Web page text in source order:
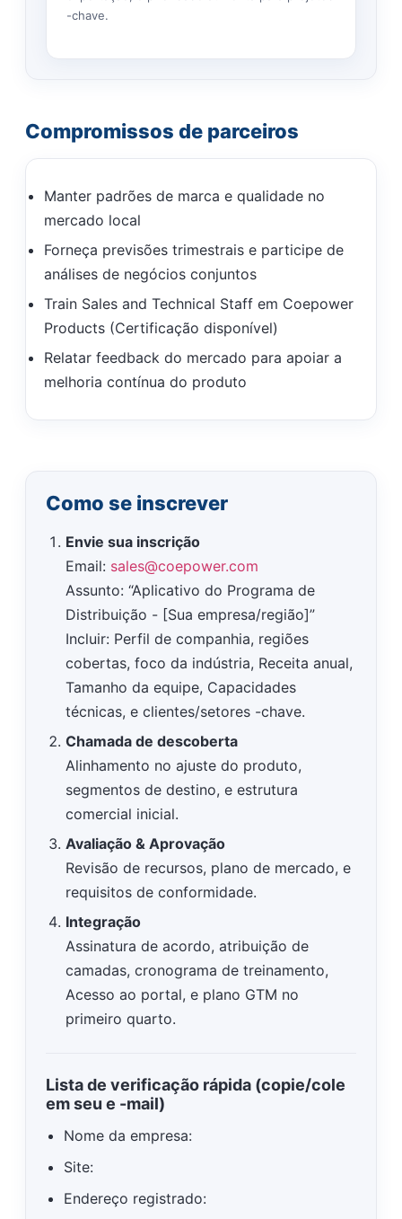
-chave.
Compromissos de parceiros
Manter padrões de marca e qualidade no
mercado local
Forneça previsões trimestrais e participe de
análises de negócios conjuntos
Train Sales and Technical Staff em Coepower
Products (Certificação disponível)
Relatar feedback do mercado para apoiar a
melhoria contínua do produto
Como se inscrever
Envie sua inscrição
Email: sales@coepower.com
Assunto: “Aplicativo do Programa de
Distribuição - [Sua empresa/região]”
Incluir: Perfil de companhia, regiões
cobertas, foco da indústria, Receita anual,
Tamanho da equipe, Capacidades
técnicas, e clientes/setores -chave.
Chamada de descoberta
Alinhamento no ajuste do produto,
segmentos de destino, e estrutura
comercial inicial.
Avaliação & Aprovação
Revisão de recursos, plano de mercado, e
requisitos de conformidade.
Integração
Assinatura de acordo, atribuição de
camadas, cronograma de treinamento,
Acesso ao portal, e plano GTM no
primeiro quarto.
Lista de verificação rápida (copie/cole
em seu e -mail)
Nome da empresa:
Site:
Endereço registrado: